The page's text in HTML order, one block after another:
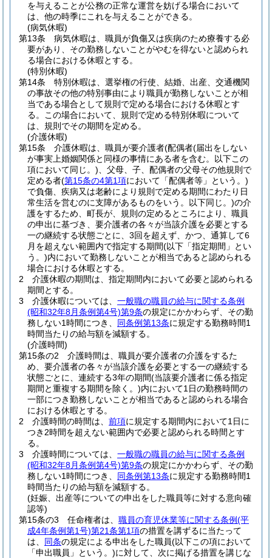
を与えることが公務の正常な運営を妨げる場合において
は、他の時季にこれを与えることができる。
(病気休暇)
第13条
病気休暇は、職員が負傷又は疾病のため療養する必
要があり、その勤務しないことがやむを得ないと認められ
る場合における休暇とする。
(特別休暇)
第14条
特別休暇は、選挙権の行使、結婚、出産、交通機関
の事故その他の特別事由により職員が勤務しないことが相
当である場合として規則で定める場合における休暇とす
る。
この場合において、規則で定める特別休暇について
は、規則でその期間を定める。
(介護休暇)
第15条
介護休暇は、職員が要介護者(配偶者(届出をしない
が事実上婚姻関係と同様の事情にある者を含む。以下この
項において同じ。) 、父母、子、配偶者の父母その他規則で
定める者(第15条の4第1項において「配偶者等」という。)
で負傷、疾病又は老齢により規則で定める期間にわたり日
常生活を営むのに支障があるものをいう。以下同じ。)の介
護をするため、町長が、規則の定めるところにより、職員
の申出に基づき、要介護者の各々が当該介護を必要とする
一の継続する状態ごとに、3回を超えず、かつ、通算して6
月を超えない範囲内で指定する期間(以下「指定期間」とい
う。)内において勤務しないことが相当であると認められる
場合における休暇とする。
2
介護休暇の期間は、指定期間内において必要と認められる
期間とする。
3
介護休暇については、 一般職の職員の給与に関する条例
(昭和32年8月条例第4号)第9条の規定にかかわらず、その勤
務しない1時間につき、 同条例第13条に規定する勤務時間1
時間当たりの給与額を減額する。
(介護時間)
第15条の2
介護時間は、職員が要介護者の介護をするた
め、要介護者の各々が当該介護を必要とする一の継続する
状態ごとに、連続する3年の期間(当該要介護者に係る指定
期間と重複する期間を除く。)内において1日の勤務時間の
一部につき勤務しないことが相当であると認められる場合
における休暇とする。
2
介護時間の時間は、 前項に規定する期間内において1日に
つき2時間を超えない範囲内で必要と認められる時間とす
る。
3
介護時間については、 一般職の職員の給与に関する条例
(昭和32年8月条例第4号)第9条の規定にかかわらず、その勤
務しない1時間につき、 同条例第13条に規定する勤務時間1
時間当たりの給与額を減額する。
(妊娠、出産等についての申出をした職員等に対する意向確
認等)
第15条の3
任命権者は、 職員の育児休業等に関する条例(平
成4年条例第1号)第21条第1項の措置を講ずるに当たって
は、 同条の規定による申出をした職員(以下この項において
「申出職員」という。)に対して、次に掲げる措置を講じな